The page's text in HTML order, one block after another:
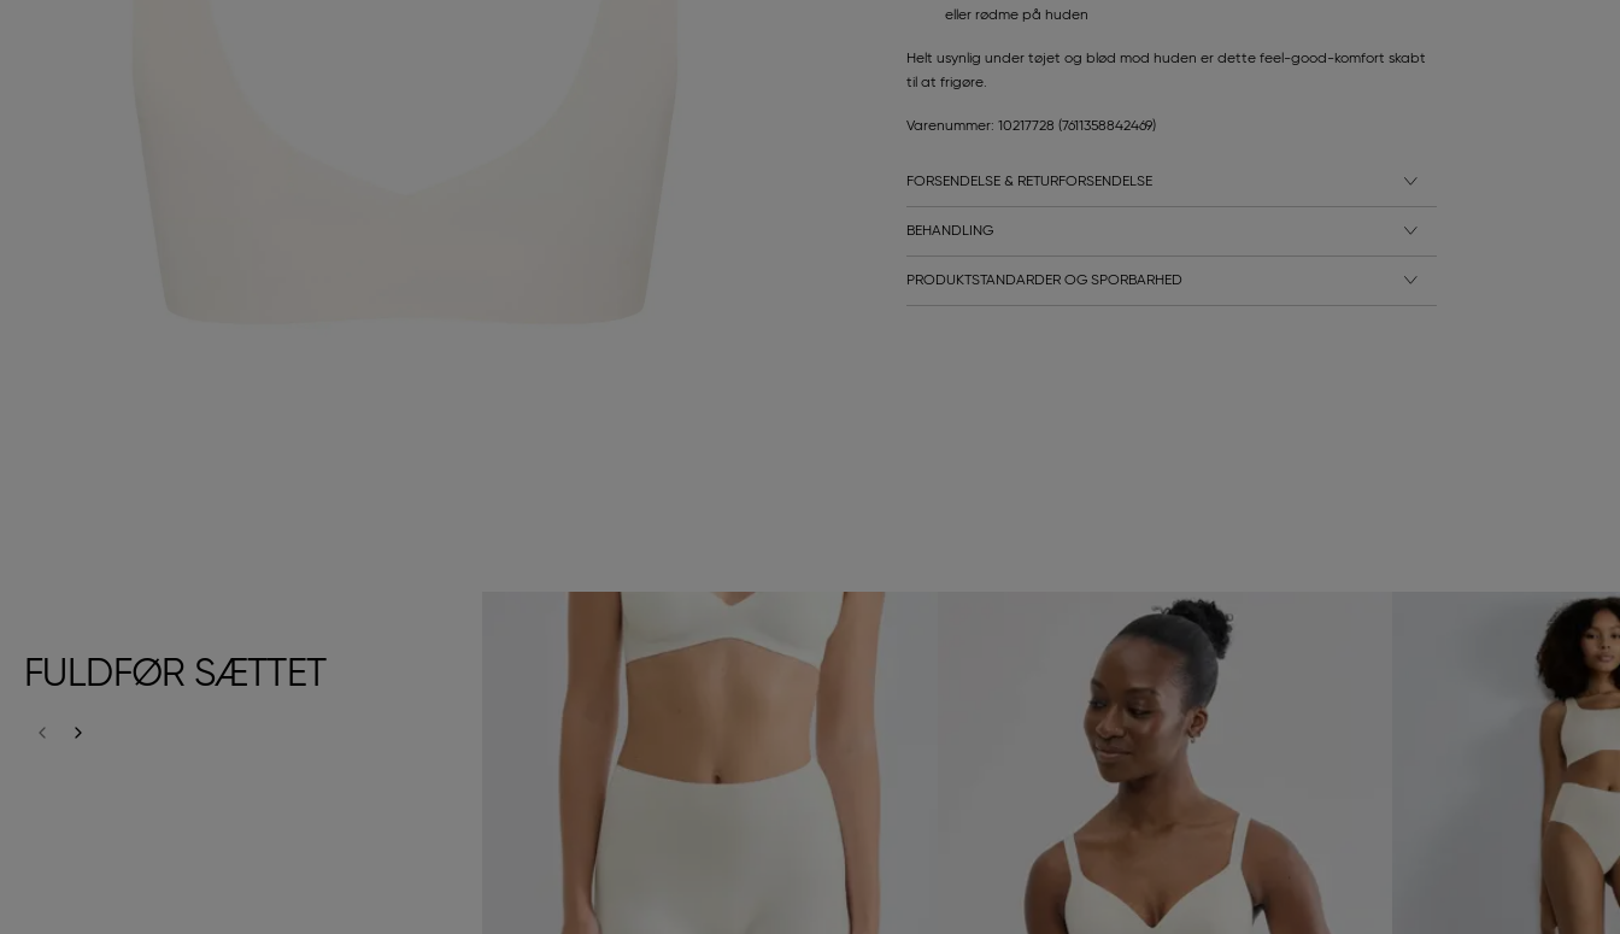
eller rødme på huden
Helt usynlig under tøjet og blød mod huden er dette feel-good-komfort skabt
til at frigøre.
Varenummer: 10217728 (7611358842469)
FORSENDELSE & RETURFORSENDELSE
BEHANDLING
PRODUKTSTANDARDER OG SPORBARHED
FULDFØR SÆTTET